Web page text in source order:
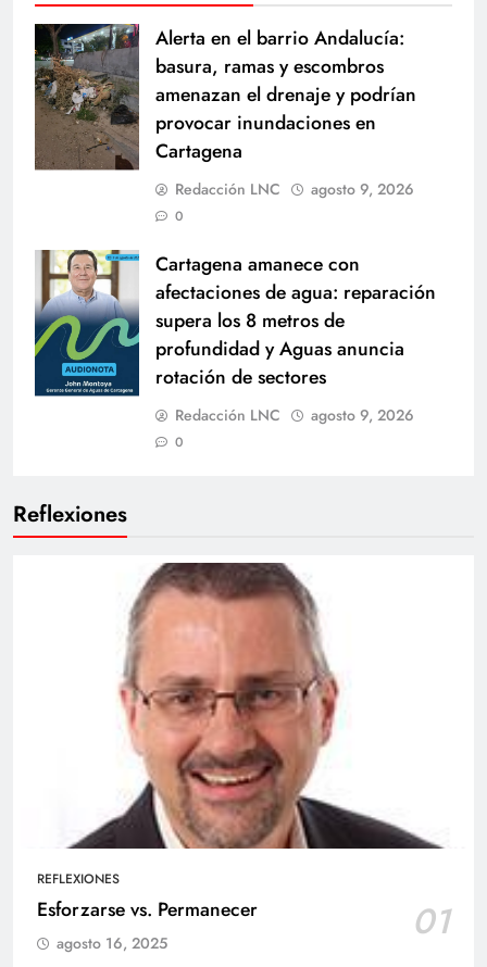
Reflexiones
REFLEXIONES
Esforzarse vs. Permanecer 01
agosto 16, 2025
Alerta en el barrio Andalucía:
basura, ramas y escombros
amenazan el drenaje y podrían
provocar inundaciones en
Cartagena
Redacción LNC agosto 9, 2026
0
Cartagena amanece con
afectaciones de agua: reparación
supera los 8 metros de
profundidad y Aguas anuncia
rotación de sectores
Redacción LNC agosto 9, 2026
0